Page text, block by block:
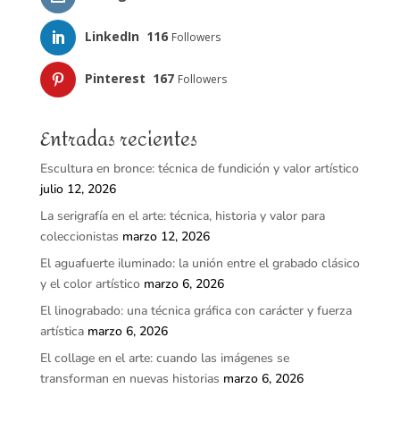
LinkedIn 116 Followers
Pinterest 167 Followers
Entradas recientes
Escultura en bronce: técnica de fundición y valor artístico
julio 12, 2026
La serigrafía en el arte: técnica, historia y valor para
coleccionistas marzo 12, 2026
El aguafuerte iluminado: la unión entre el grabado clásico
y el color artístico marzo 6, 2026
El linograbado: una técnica gráfica con carácter y fuerza
artística marzo 6, 2026
El collage en el arte: cuando las imágenes se
transforman en nuevas historias marzo 6, 2026